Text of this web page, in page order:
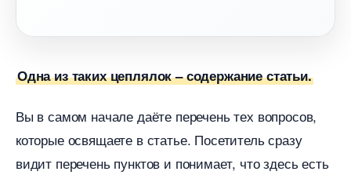
Одна из таких цеплялок – содержание статьи.
ы в самом начале даёте перечень тех вопросов,
которые освящаете в статье. Посетитель сразу
идит перечень пунктов и понимает, что здесь есть